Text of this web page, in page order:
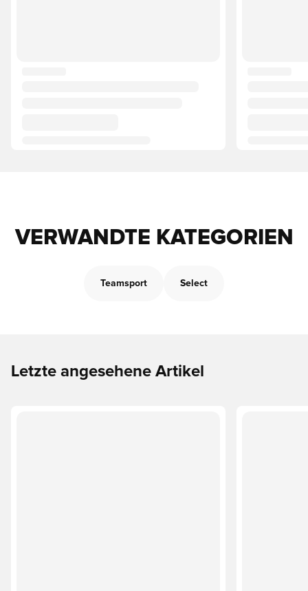
VERWANDTE KATEGORIEN
Teamsport Select
Letzte angesehene Artikel